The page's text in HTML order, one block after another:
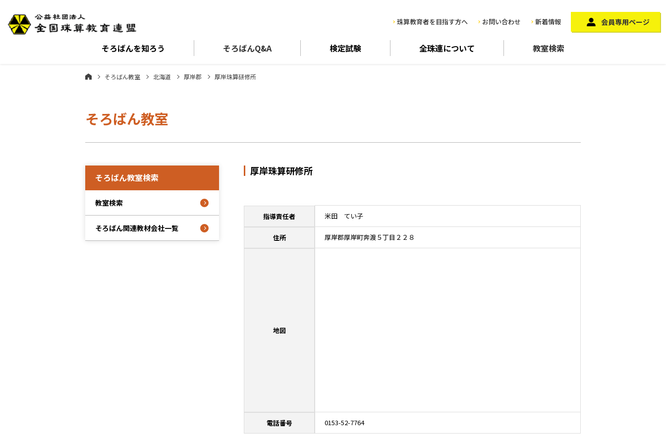
珠算教育者を目指す方へ お問い合わせ 新着情報 会員専用ページ
そろばんを知ろう そろばんQ&A 検定試験 全珠連について 教室検索
そろばん教室 北海道 厚岸郡 厚岸珠算研修所
そろばん教室
厚岸珠算研修所
指導責任者 米田 てい子
住所 厚岸郡厚岸町奔渡５丁目２２８
地図
電話番号 0153-52-7764
そろばん教室検索
教室検索
そろばん関連教材会社一覧